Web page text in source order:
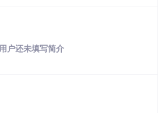
户还未填写简介